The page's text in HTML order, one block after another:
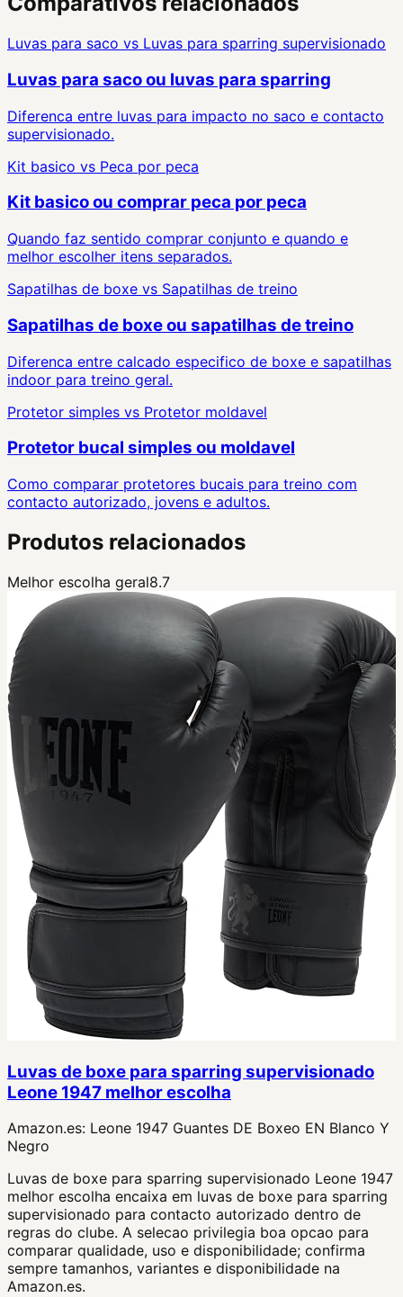
Luvas para saco vs Luvas para sparring supervisionado
Luvas para saco ou luvas para sparring
Diferenca entre luvas para impacto no saco e contacto
supervisionado.
Kit basico vs Peca por peca
Kit basico ou comprar peca por peca
Quando faz sentido comprar conjunto e quando e
melhor escolher itens separados.
Sapatilhas de boxe vs Sapatilhas de treino
Sapatilhas de boxe ou sapatilhas de treino
Diferenca entre calcado especifico de boxe e sapatilhas
indoor para treino geral.
Protetor simples vs Protetor moldavel
Protetor bucal simples ou moldavel
Como comparar protetores bucais para treino com
contacto autorizado, jovens e adultos.
Produtos relacionados
Melhor escolha geral8.7
Luvas de boxe para sparring supervisionado
Leone 1947 melhor escolha
Amazon.es: Leone 1947 Guantes DE Boxeo EN Blanco Y
Negro
Luvas de boxe para sparring supervisionado Leone 1947
melhor escolha encaixa em luvas de boxe para sparring
supervisionado para contacto autorizado dentro de
regras do clube. A selecao privilegia boa opcao para
comparar qualidade, uso e disponibilidade; confirma
sempre tamanhos, variantes e disponibilidade na
Amazon.es.